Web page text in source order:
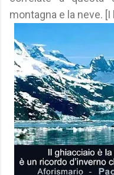
montagna e la neve.